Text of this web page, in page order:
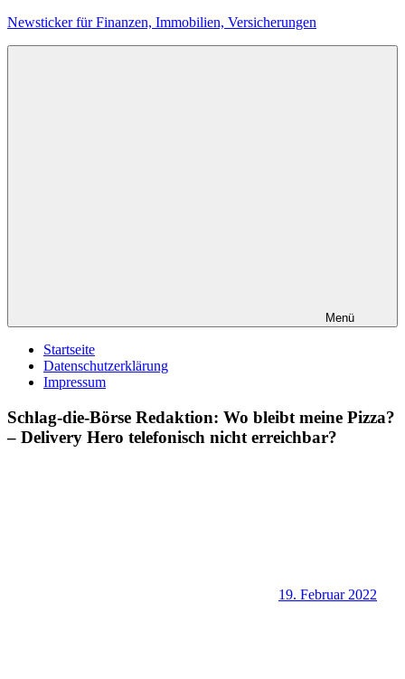
Zum
Newsticker für Finanzen, Immobilien, Versicherungen
Menü
Startseite
Datenschutzerklärung
Impressum
Schlag-die-Börse Redaktion: Wo bleibt meine Pizza?
– Delivery Hero telefonisch nicht erreichbar?
19. Februar 2022